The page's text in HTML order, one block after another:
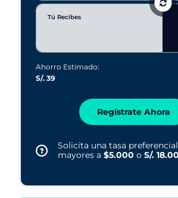
Tú Recibes
Ahorro Estimado:
S/. 39
Regístrate Ahora
Solicita una tasa
mayores a $5.000 o S/.